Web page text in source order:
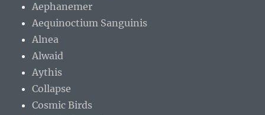
Aephanemer
Aequinoctium Sanguinis
Alnea
Alwaid
Aythis
Collapse
Cosmic Birds